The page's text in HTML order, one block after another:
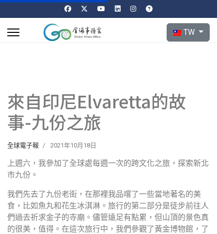
選擇你的語言
TW
來自印尼Elvaretta的故
事-九份之旅
全球電子報 2021年10月18日
上週六，我參加了全球處每週一次的跨文化之旅，探索新北
市九份。
我們先去了九份老街，在那裡我品嚐了一些當地著名的美
食，比如魚丸和花生冰淇淋。旅行的第二部分是徒步前往人
們過去祈求金子的寺廟。儘管遠足有點累，但山頂的景色真
的很美，值得。在這次旅行中，我們參觀了黃金博物館，了